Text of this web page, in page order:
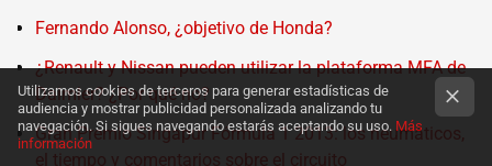
Fernando Alonso, ¿objetivo de Honda?
¿Renault y Nissan pueden utilizar la plataforma MFA de
Daimler? ¿Por qué no?
Gran Premio Singapur Fórmula 1 2013: los neumáticos,
el tiempo y comentarios sobre el circuito
Utilizamos cookies de terceros para generar estadísticas de
audiencia y mostrar publicidad personalizada analizando tu
navegación. Si sigues navegando estarás aceptando su uso. Más
información